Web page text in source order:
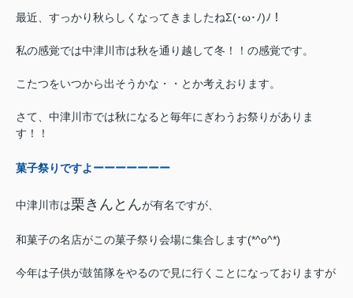
最近、すっかり秋らしくなってきましたねΣ(･ω･ﾉ)ﾉ！
私の感覚では中津川市は秋を通り越して冬！！の感覚です。
こたつをいつから出そうかな・・とか考えおります。
さて、中津川市では秋になると毎年にぎわうお祭りがありま
す！！
菓子祭りですよーーーーーーー
中津川市は栗きんとんが有名ですが、
和菓子の名店がこの菓子祭り会場に集合します(*^o^*)
今年は子供が鼓笛隊をやるので見に行くことになっておりますが